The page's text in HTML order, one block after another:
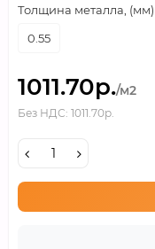
Толщина металла, (мм)
0.55
1011.70р./м2
Без НДС: 1011.70р.